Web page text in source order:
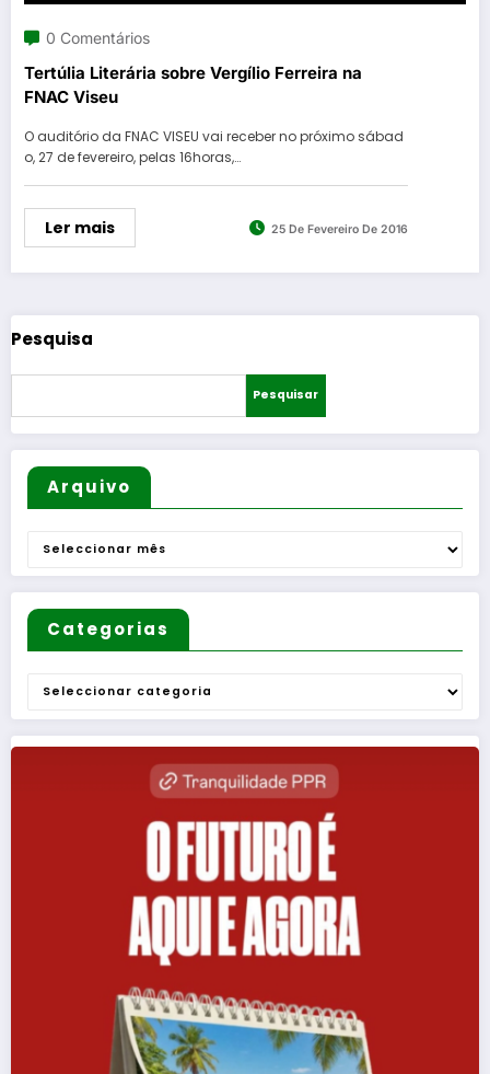
0 Comentários
Tertúlia Literária sobre Vergílio Ferreira na
FNAC Viseu
O auditório da FNAC VISEU vai receber no próximo sábad
o, 27 de fevereiro, pelas 16horas,…
Ler mais 25 De Fevereiro De 2016
Pesquisa
Pesquisar
Arquivo
Arquivo
Categorias
Categorias